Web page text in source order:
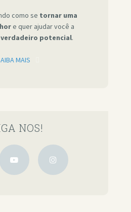
como se tornar uma
e quer ajudar você a
potencial.
MAIS
NOS!